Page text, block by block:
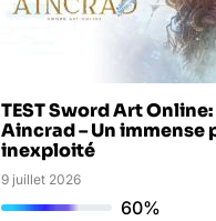
TEST Sword Art
Aincrad – Un immense
inexploité
9 juillet 2026
60%